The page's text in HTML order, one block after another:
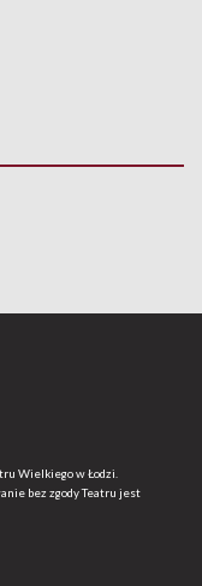
Wielkiego w Łodzi.
bez zgody Teatru jest